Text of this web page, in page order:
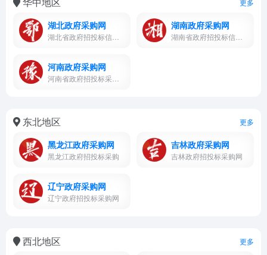
湖北政府采购网 湖南政府采购网
河南政府采购网
东北地区 更多
黑龙江政府采购网
黑龙江政府招投标采购
吉林政府采购网
吉林政府招投标采购网
辽宁政府采购网
辽宁政府招投标采购网
西北地区 更多